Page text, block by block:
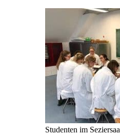
Studenten im